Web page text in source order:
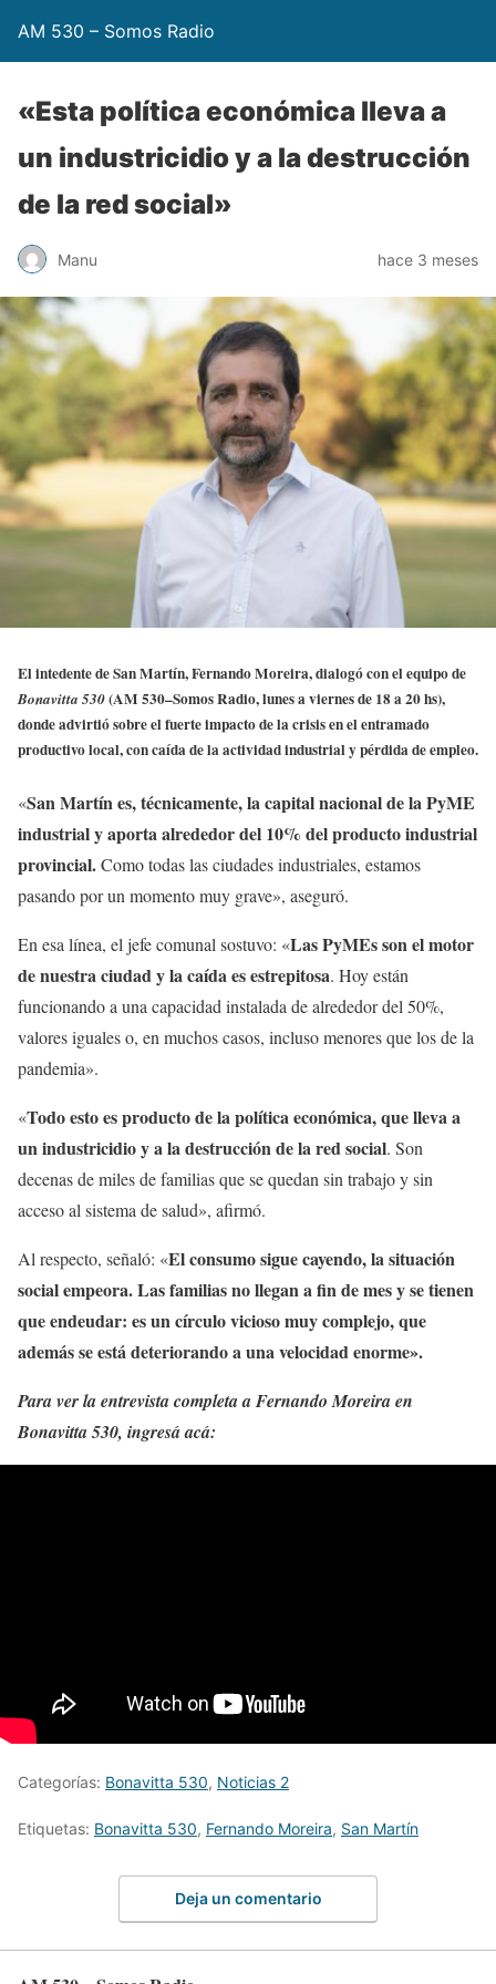
AM 530 – Somos Radio
«Esta política económica lleva a
un industricidio y a la destrucción
de la red social»
Manu hace 3 meses
El intedente de San Martín, Fernando Moreira, dialogó con el equipo de
Bonavitta 530(AM 530–Somos Radio, lunes a viernes de 18 a 20 hs),
donde advirtió sobre el fuerte impacto de la crisis en el entramado
productivo local, con caída de la actividad industrial y pérdida de empleo.
«San Martín es, técnicamente, la capital nacional de la PyME
industrial y aporta alrededor del 10% del producto industrial
provincial.Como todas las ciudades industriales, estamos
pasando por un momento muy grave», aseguró.
En esa línea, el jefe comunal sostuvo: «Las PyMEs son el motor
de nuestra ciudad y la caída es estrepitosa. Hoy están
funcionando a una capacidad instalada de alrededor del 50%,
valores iguales o, en muchos casos, incluso menores que los de la
pandemia».
«Todo esto es producto de la política económica, que lleva a
un industricidio y a la destrucción de la red social. Son
decenas de miles de familias que se quedan sin trabajo y sin
acceso al sistema de salud», afirmó.
Al respecto, señaló: «El consumo sigue cayendo, la situación
social empeora. Las familias no llegan a fin de mes y se tienen
que endeudar: es un círculo vicioso muy complejo, que
además se está deteriorando a una velocidad enorme».
Para ver la entrevista completa a Fernando Moreira en
Bonavitta 530, ingresá acá:
Categorías: Bonavitta 530, Noticias 2
Etiquetas: Bonavitta 530, Fernando Moreira, San Martín
Deja un comentario